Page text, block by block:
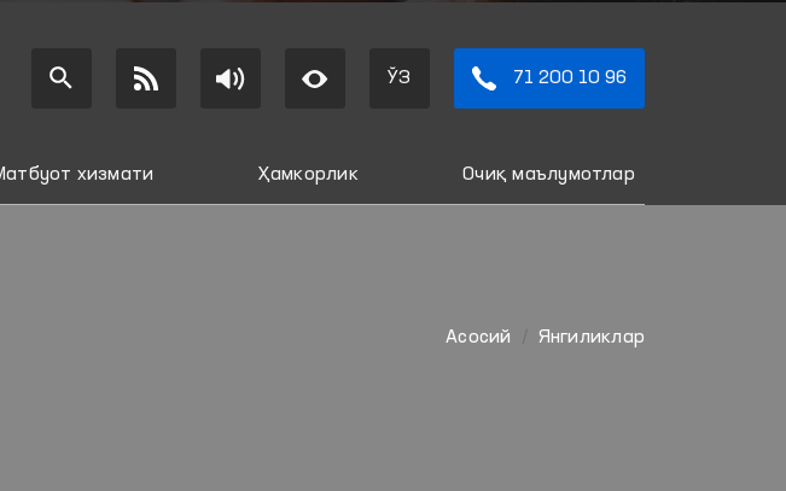
ЎЗ 71 200 10 96
хизмати Ҳамкорлик Очиқ маълумотлар
Aсосий Янгиликлар